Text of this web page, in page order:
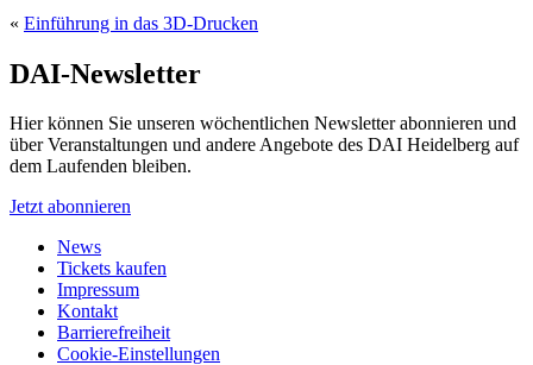
« Einführung in das 3D-Drucken
DAI-Newsletter
Hier können Sie unseren wöchentlichen Newsletter abonnieren und
über Veranstaltungen und andere Angebote des DAI Heidelberg auf
dem Laufenden bleiben.
Jetzt abonnieren
News
Tickets kaufen
Impressum
Kontakt
Barrierefreiheit
Cookie-Einstellungen